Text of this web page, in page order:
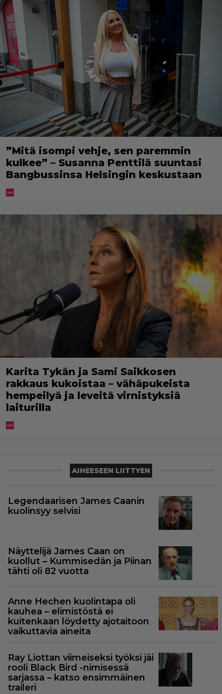
”Mitä isompi vehje, sen paremmin
kulkee” – Susanna Penttilä suuntasi
Bangbussinsa Helsingin keskustaan
Karita Tykän ja Sami Saikkosen
rakkaus kukoistaa – vähäpukeista
hempeilyä ja leveitä virnistyksiä
laiturilla
AIHEESEEN LIITTYEN
Legendaarisen James Caanin
kuolinsyy selvisi
Näyttelijä James Caan on
kuollut – Kummisedän ja Piinan
tähti oli 82 vuotta
Anne Hechen kuolintapa oli
kauhea – elimistöstä ei
kuitenkaan löydetty ajotaitoon
vaikuttavia aineita
Ray Liottan viimeiseksi työksi jäi
rooli Black Bird -nimisessä
sarjassa – katso ensimmäinen
traileri